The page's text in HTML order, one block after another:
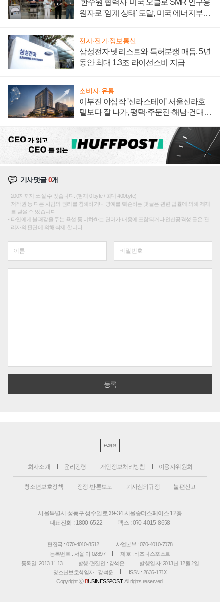
'한수원 협력사' 미국 오클로 SMR 연구용
원자로 '임계 상태' 도달, 미국 에너지부
전자·전기·정보통신
삼성전자 넷리스트와 특허분쟁 매듭, 5년
동안 최대 1.3조 라이선스비 지급
소비자·유통
이부진 야심작 '신라스테이' 서울신라호
텔보다 잘 나가, 평택·주문진·해남·건대로
기사댓글0개
200자까지 쓰실 수 있습니다. (현재 0 byte / 최대 400byte)
저작권 등 다른 사람의 권리를 침해하거나 명예를 훼손하는 댓글은 관련 법률에 의해 제재
를 받을 수 있습니다.
타인에게 불쾌감을 주는 욕설 등 비하하는 단어가 내용에 포함되거나 인신공격성 글은 관
리자의 판단에 의해 삭제 합니다.
PC버전
회사소개 윤리강령 개인정보처리방침 이용자위원회
청소년보호정책 정정·반론보도 기사심의규정 불편신고
서울특별시 성동구 성수일로 39-34 서울숲더스페이스 12층
대표전화 : 1800-6522
팩스 : 070-4015-8658
편집국 : 070-4010-8512
사업본부 : 070-4010-7078
등록번호 : 서울 아 02897
제호 : 비즈니스포스트
등록일: 2013.11.13
발행·편집인 : 강석운
발행일자: 2013년 12월 2일
청소년보호책임자 : 강석운
ISSN : 2636-171X
Copyright ⓒ BUSINESSPOST. All rights reserved.